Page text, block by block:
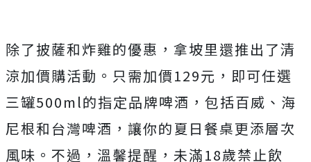
除了披薩和炸雞的優惠，拿坡里還推出了清
涼加價購活動。只需加價129元，即可任選
三罐500ml的指定品牌啤酒，包括百威、海
尼根和台灣啤酒，讓你的夏日餐桌更添層次
風味。不過，溫馨提醒，未滿18歲禁止飲